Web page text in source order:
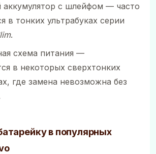
аккумулятор с шлейфом — часто
в тонких ультрабуках серии
.
схема питания —
в некоторых сверхтонких
где замена невозможна без
в популярных